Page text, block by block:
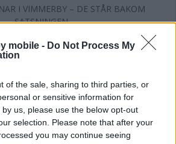
mobile - Do Not Process My
of the sale, sharing to third parties, or
or sensitive information for
us, please use the below opt-out
selection. Please note that after your
you may continue seeing
I VIMMERBY – DE